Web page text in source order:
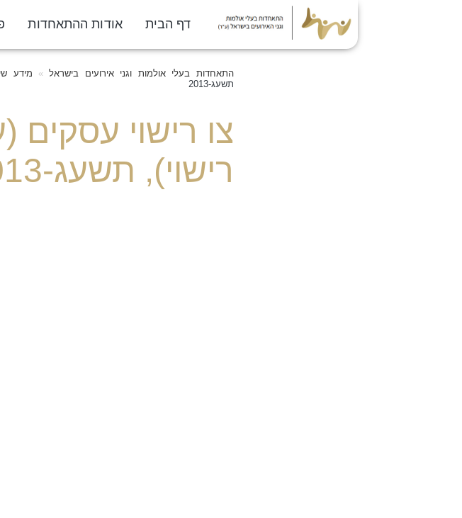
דף הבית אודות ההתאחדות
התאחדות בעלי אולמות וגני אירועים בישראל מידע
תשעג-2013
צו רישוי עסקים
רישוי), תשעג-2013